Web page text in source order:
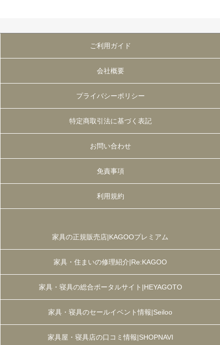
ご利用ガイド
会社概要
プライバシーポリシー
特定商取引法に基づく表記
お問い合わせ
免責事項
利用規約
家具の正規販売店|KAGOOプレミアム
家具・住まいの修理紹介|Re:KAGOO
家具・寝具の総合ポータルサイト|HEYAGOTO
家具・寝具のセールイベント情報|Seiloo
家具屋・寝具店の口コミ情報|SHOPNAVI